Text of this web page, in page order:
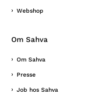
Webshop
Om Sahva
Om Sahva
Presse
Job hos Sahva